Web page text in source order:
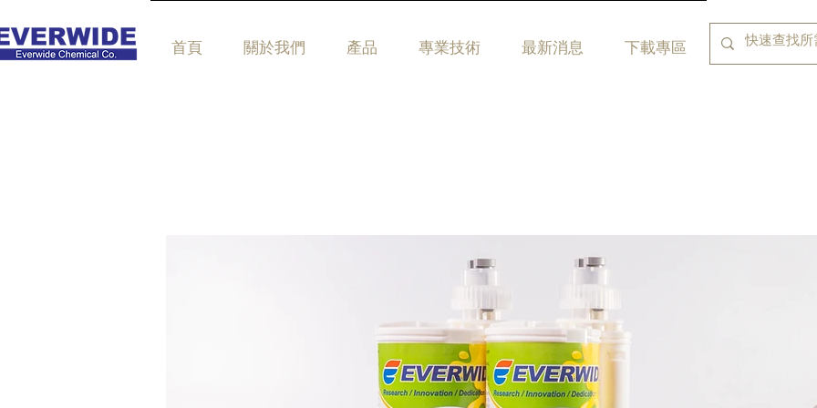
首頁 關於我們 產品 專業技術 最新消息 下載專區